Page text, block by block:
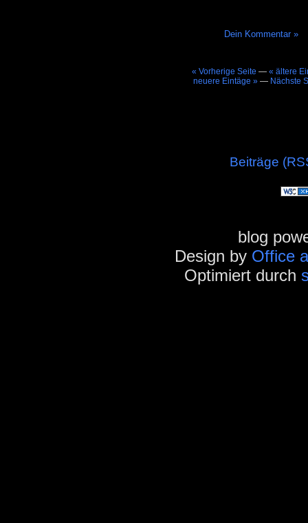
Dein Kommentar »
« Vorherige Seite — « ältere
neuere Eintäge » — Nächste
Beiträge
blog
Design by Office
Optimiert durch